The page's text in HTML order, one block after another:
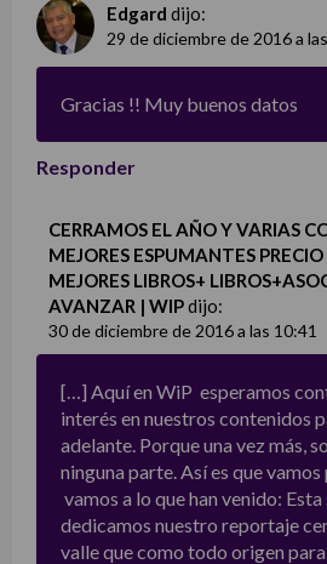
Edgard dijo:
29 de diciembre de 2016 a
Gracias !! Muy buenos datos
Responder
CERRAMOS EL AÑO Y VARIAS
MEJORES ESPUMANTES
MEJORES LIBROS+
AVANZAR | WIPdijo:
30 de diciembre de 2016 a las 10:41
[…] Aquí en WiP esperamos
interés en nuestros contenidos
adelante. Porque una vez más,
ninguna parte. Así es que
vamos a lo que han venido: Esta
dedicamos nuestro reportaje
valle que como todo origen para